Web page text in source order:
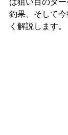
釣果、そして
く解説します。